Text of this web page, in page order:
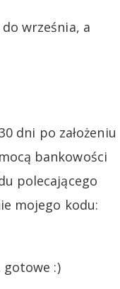
września, a
dni po założeniu
bankowości
polecającego
mojego kodu:
gotowe :)